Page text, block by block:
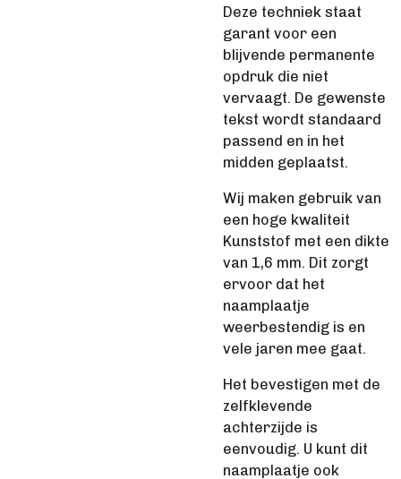
Deze techniek staat
garant voor een
blijvende permanente
opdruk die niet
vervaagt. De gewenste
tekst wordt standaard
passend en in het
midden geplaatst.
Wij maken gebruik van
een hoge kwaliteit
Kunststof met een dikte
van 1,6 mm. Dit zorgt
ervoor dat het
naamplaatje
weerbestendig is en
vele jaren mee gaat.
Het bevestigen met de
zelfklevende
achterzijde is
eenvoudig. U kunt dit
naamplaatje ook